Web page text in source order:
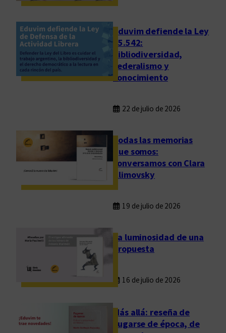
Eduvim defiende la Ley
25.542:
bibliodiversidad,
federalismo y
conocimiento
22 de julio de 2026
Todas las memorias
que somos:
conversamos con Clara
Klimovsky
19 de julio de 2026
La luminosidad de una
propuesta
16 de julio de 2026
Más allá: reseña de
Fugarse de época, de